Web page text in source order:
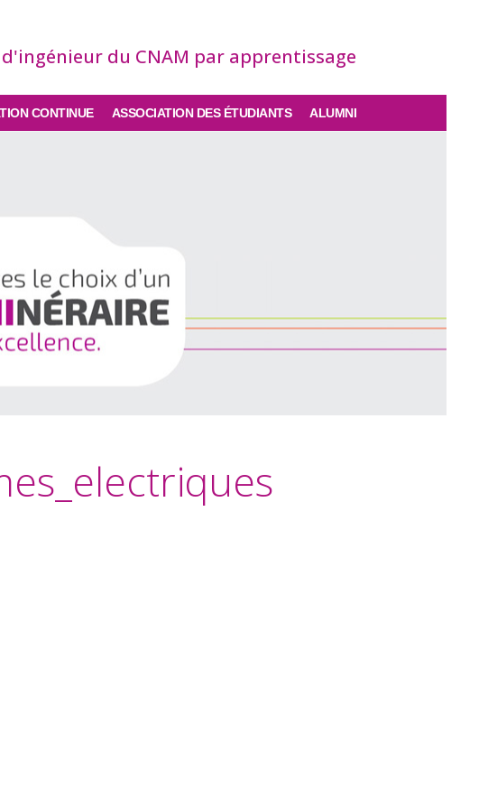
du CNAM par apprentissage
CONTINUE ASSOCIATION DES ÉTUDIANTS ALUMNI